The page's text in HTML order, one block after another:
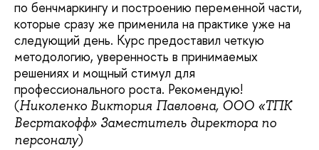
по бенчмаркингу и построению переменной части,
которые сразу же применила на практике уже на
следующий дeнь. Kypc предоставил четкую
методологию, уверенность в принимаемых
решениях и мощный стимул для
профессионального роста. Рекомендую!
(Николенко Виктория Павловна, ООО «TПK
Весртакофф» Заместитель директора по
персоналу)